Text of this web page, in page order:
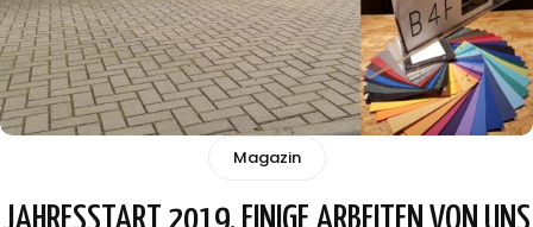
Magazin
JAHRESSTART 2019, EINIGE ARBEITEN VON UNS